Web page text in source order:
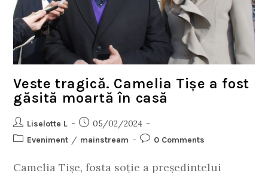
Veste tragică. Camelia Tișe a fost
găsită moartă în casă
Liselotte L 05/02/2024
Eveniment / mainstream 0 Comments
Camelia Tișe, fosta soție a președintelui